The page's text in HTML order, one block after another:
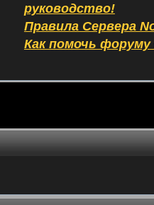
руководство!
Правила Сервера
Как помочь